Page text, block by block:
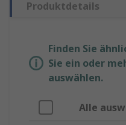
Produktdetails
Finden Sie
Sie ein oder
auswählen.
Alle